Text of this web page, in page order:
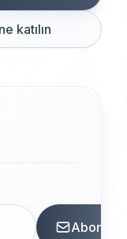
katılın
Abone